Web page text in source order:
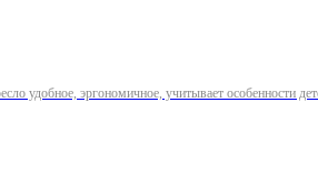
удобное, эргономичное, учитывает особенности